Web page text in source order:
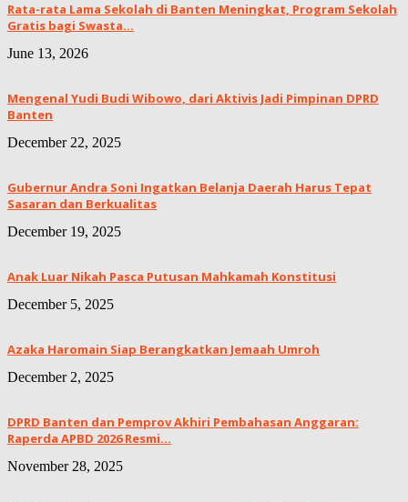
Rata-rata Lama Sekolah di Banten Meningkat, ‎Program Sekolah
Gratis bagi Swasta...
June 13, 2026
Mengenal Yudi Budi Wibowo, dari Aktivis Jadi Pimpinan DPRD
Banten
December 22, 2025
Gubernur Andra Soni Ingatkan Belanja Daerah Harus Tepat
Sasaran dan Berkualitas
December 19, 2025
Anak Luar Nikah Pasca Putusan Mahkamah Konstitusi
December 5, 2025
Azaka Haromain Siap Berangkatkan Jemaah Umroh
December 2, 2025
DPRD Banten dan Pemprov Akhiri Pembahasan Anggaran:
Raperda APBD 2026 Resmi...
November 28, 2025